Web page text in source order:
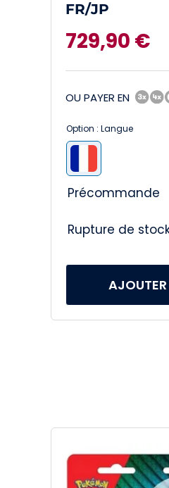
FR/JP
729,90 €
OU PAYER EN
Option : Langue
Précommande
Rupture de